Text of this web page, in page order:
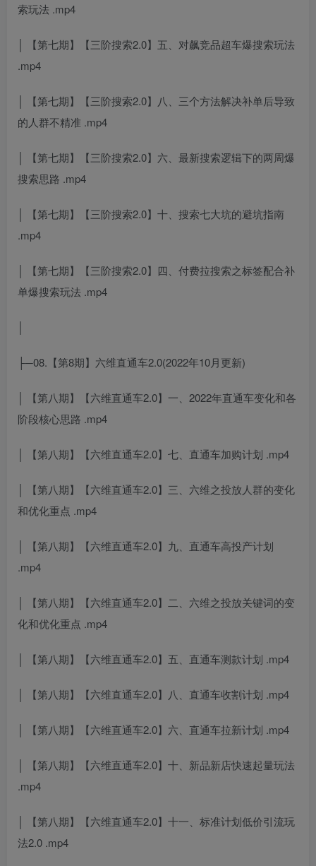
索玩法 .mp4
│ 【第七期】【三阶搜索2.0】五、对飙竞品超车爆搜索玩法
.mp4
│ 【第七期】【三阶搜索2.0】八、三个方法解决补单后导致
的人群不精准 .mp4
│ 【第七期】【三阶搜索2.0】六、最新搜索逻辑下的两周爆
搜索思路 .mp4
│ 【第七期】【三阶搜索2.0】十、搜索七大坑的避坑指南
.mp4
│ 【第七期】【三阶搜索2.0】四、付费拉搜索之标签配合补
单爆搜索玩法 .mp4
│
├─08.【第8期】六维直通车2.0(2022年10月更新)
│ 【第八期】【六维直通车2.0】一、2022年直通车变化和各
阶段核心思路 .mp4
│ 【第八期】【六维直通车2.0】七、直通车加购计划 .mp4
│ 【第八期】【六维直通车2.0】三、六维之投放人群的变化
和优化重点 .mp4
│ 【第八期】【六维直通车2.0】九、直通车高投产计划
.mp4
│ 【第八期】【六维直通车2.0】二、六维之投放关键词的变
化和优化重点 .mp4
│ 【第八期】【六维直通车2.0】五、直通车测款计划 .mp4
│ 【第八期】【六维直通车2.0】八、直通车收割计划 .mp4
│ 【第八期】【六维直通车2.0】六、直通车拉新计划 .mp4
│ 【第八期】【六维直通车2.0】十、新品新店快速起量玩法
.mp4
│ 【第八期】【六维直通车2.0】十一、标准计划低价引流玩
法2.0 .mp4